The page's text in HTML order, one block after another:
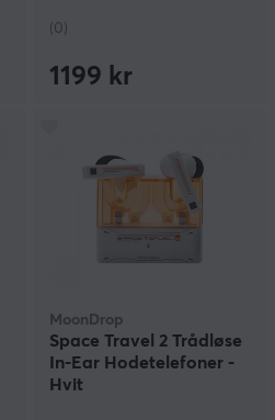
(0)
1199 kr
MoonDrop
Space Travel 2 Trådløse
In-Ear Hodetelefoner -
Hvit